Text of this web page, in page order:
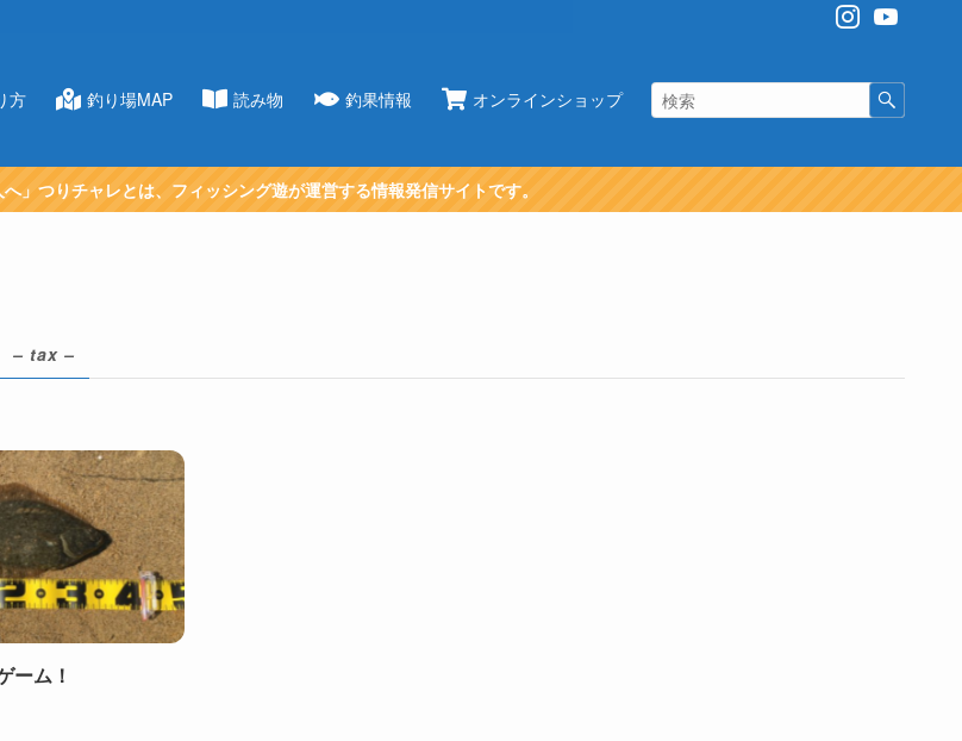
方 釣り場MAP 読み物 釣果情報 オンラインショップ
」つりチャレとは、フィッシング遊が運営する情報発信サイトです。
– tax –
ーム！